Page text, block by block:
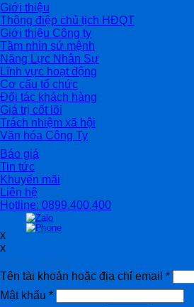
Giới thiệu
Thông điệp chủ tịch HĐQT
Giới thiệu Công ty
Tầm nhìn sứ mệnh
Năng Lực Nhân Sự
Lĩnh vực hoạt động
Cơ cấu tổ chức
Đối tác khách hàng
Giá trị cốt lõi
Trách nhiệm xã hội
Văn hóa Công Ty
Báo giá
Tin tức
Khuyến mãi
Liên hệ
Hotline: 0899.400.400
x
x
Tên tài khoản hoặc địa chỉ email *
Mật khẩu *